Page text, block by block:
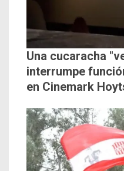
Una cucaracha
interrumpe
en Cinemark